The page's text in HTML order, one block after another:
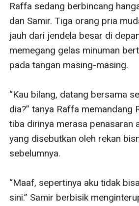
Raffa sedang berbincang
dan Samir. Tiga orang pria
jauh dari jendela besar di
memegang gelas minuman
pada tangan masing-masing.
“Kau bilang, datang bersama
dia?” tanya Raffa memandang
tiba dirinya merasa penasaran
yang disebutkan oleh rekan
sebelumnya.
“Maaf, sepertinya aku tidak
sini.” Samir berbisik